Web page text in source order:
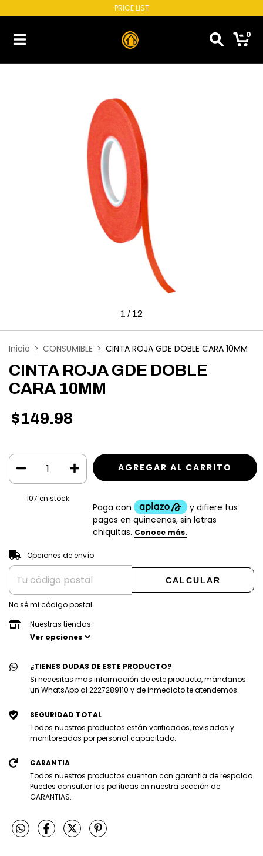
PRICE LIST
0
1 / 12
Inicio > CONSUMIBLE > CINTA ROJA GDE DOBLE CARA 10MM
CINTA ROJA GDE DOBLE
CARA 10MM
$149.98
107 en stock
Entregas para el CP:
Opciones de envío
CALCULAR
No sé mi código postal
Nuestras tiendas
Ver opciones
¿TIENES DUDAS DE ESTE PRODUCTO?
Si necesitas mas información de este producto, mándanos
un WhatsApp al 2227289110 y de inmediato te atendemos.
SEGURIDAD TOTAL
Todos nuestros productos están verificados, revisados y
monitoreados por personal capacitado.
GARANTIA
Todos nuestros productos cuentan con garantia de respaldo.
Puedes consultar las políticas en nuestra sección de
GARANTIAS.